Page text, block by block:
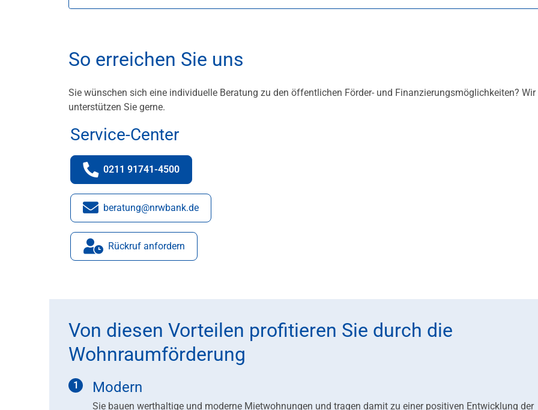
So erreichen Sie uns
Sie wünschen sich eine individuelle Beratung zu den öffentlichen Förder- und Finanzierungsmöglichkeiten? Wir
unterstützen Sie gerne.
Service-Center
Telefonnummer:
0211 91741-4500
E-Mail:
beratung@nrwbank.de
Rückruf anfordern
Von diesen Vorteilen profitieren Sie durch die
Wohnraumförderung
Modern
Sie bauen werthaltige und moderne Mietwohnungen und tragen damit zu einer positiven Entwicklung der